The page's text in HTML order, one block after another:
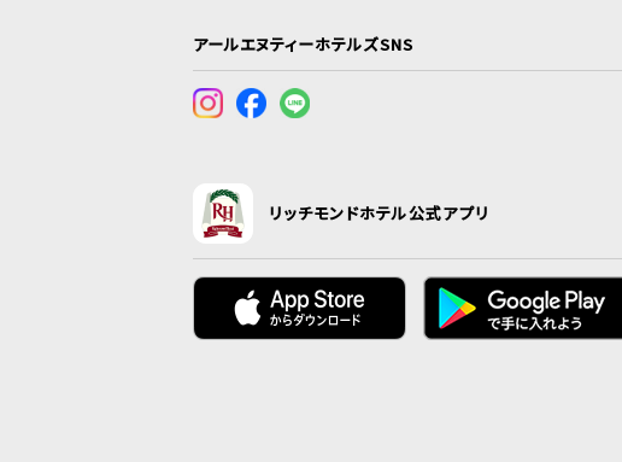
アールエヌティーホテルズSNS
リッチモンドホテル公式アプリ